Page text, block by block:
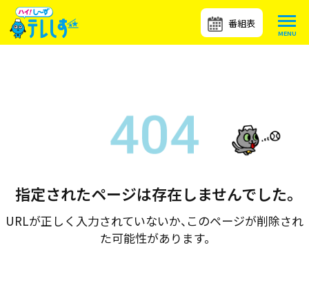
番組表
指定されたページは存在しませんでした。
URLが正しく入力されていないか、このページが削除され
た可能性があります。